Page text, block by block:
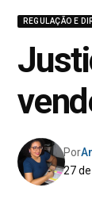
REGULAÇÃO E
27
Por